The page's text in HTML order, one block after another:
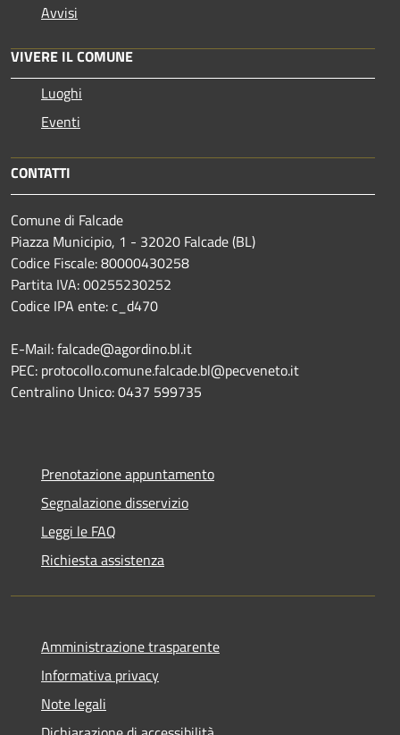
Avvisi
VIVERE IL COMUNE
Luoghi
Eventi
CONTATTI
Comune di Falcade
Piazza Municipio, 1 - 32020 Falcade (BL)
Codice Fiscale: 80000430258
Partita IVA: 00255230252
Codice IPA ente: c_d470
E-Mail: falcade@agordino.bl.it
PEC: protocollo.comune.falcade.bl@pecveneto.it
Centralino Unico: 0437 599735
Prenotazione appuntamento
Segnalazione disservizio
Leggi le FAQ
Richiesta assistenza
Amministrazione trasparente
Informativa privacy
Note legali